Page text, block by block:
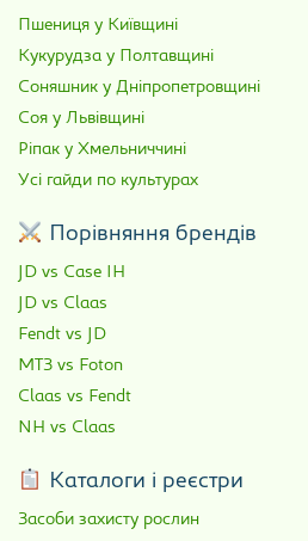
Пшениця у Київщині
Кукурудза у Полтавщині
Соняшник у Дніпропетровщині
Соя у Львівщині
Ріпак у Хмельниччині
Усі гайди по культурах
Порівняння брендів
JD vs Case IH
JD vs Claas
Fendt vs JD
МТЗ vs Foton
Claas vs Fendt
NH vs Claas
Каталоги і реєстри
Засоби захисту рослин